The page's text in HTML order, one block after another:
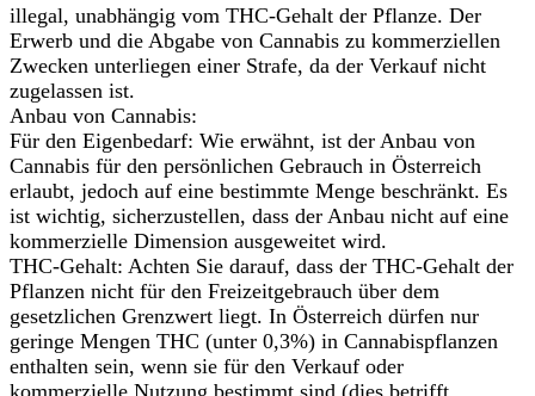
illegal, unabhängig vom THC-Gehalt der Pflanze. Der
Erwerb und die Abgabe von Cannabis zu kommerziellen
Zwecken unterliegen einer Strafe, da der Verkauf nicht
zugelassen ist.
Anbau von Cannabis:
Für den Eigenbedarf: Wie erwähnt, ist der Anbau von
Cannabis für den persönlichen Gebrauch in Österreich
erlaubt, jedoch auf eine bestimmte Menge beschränkt. Es
ist wichtig, sicherzustellen, dass der Anbau nicht auf eine
kommerzielle Dimension ausgeweitet wird.
THC-Gehalt: Achten Sie darauf, dass der THC-Gehalt der
Pflanzen nicht für den Freizeitgebrauch über dem
gesetzlichen Grenzwert liegt. In Österreich dürfen nur
geringe Mengen THC (unter 0,3%) in Cannabispflanzen
enthalten sein, wenn sie für den Verkauf oder
kommerzielle Nutzung bestimmt sind (dies betrifft